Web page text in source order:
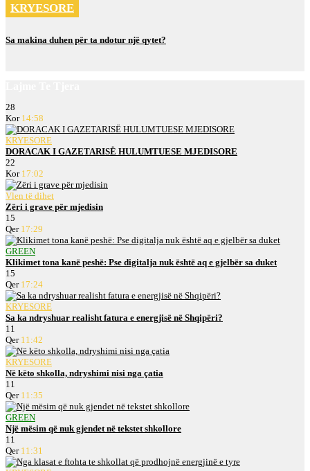
KRYESORE
Sa makina duhen për ta ndotur një qytet?
28
Kor 14:58
KRYESORE
DORACAK I GAZETARISË HULUMTUESE MJEDISORE
22
Kor 17:02
Vlen të dihet
Zëri i grave për mjedisin
15
Qer 17:29
GREEN
Klikimet tona kanë peshë: Pse digitalja nuk është aq e gjelbër sa duket
15
Qer 17:24
KRYESORE
Sa ka ndryshuar realisht fatura e energjisë në Shqipëri?
11
Qer 11:42
KRYESORE
Në këto shkolla, ndryshimi nisi nga çatia
11
Qer 11:35
GREEN
Një mësim që nuk gjendet në tekstet shkollore
11
Qer 11:31